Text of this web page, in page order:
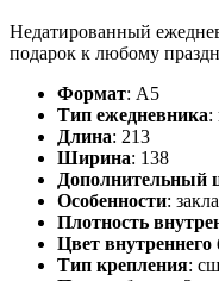
Недатированный
подарок к любому
Формат: А5
Тип ежедневника:
Длина: 213
Ширина: 138
Дополнительный
Особенности:
Плотность
Цвет внутреннего
Тип крепления: